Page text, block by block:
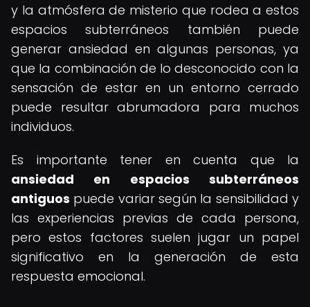
y la atmósfera de misterio que rodea a estos
espacios subterráneos también puede
generar ansiedad en algunas personas, ya
que la combinación de lo desconocido con la
sensación de estar en un entorno cerrado
puede resultar abrumadora para muchos
individuos.
Es importante tener en cuenta que la
ansiedad en espacios subterráneos
antiguos puede variar según la sensibilidad y
las experiencias previas de cada persona,
pero estos factores suelen jugar un papel
significativo en la generación de esta
respuesta emocional.